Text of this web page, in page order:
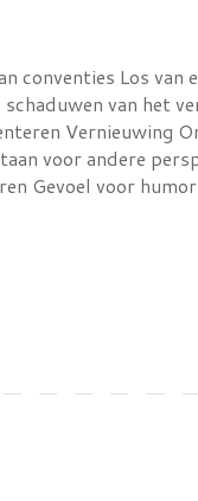
conventies Los van
van het
Vernieuwing
voor andere
Gevoel voor